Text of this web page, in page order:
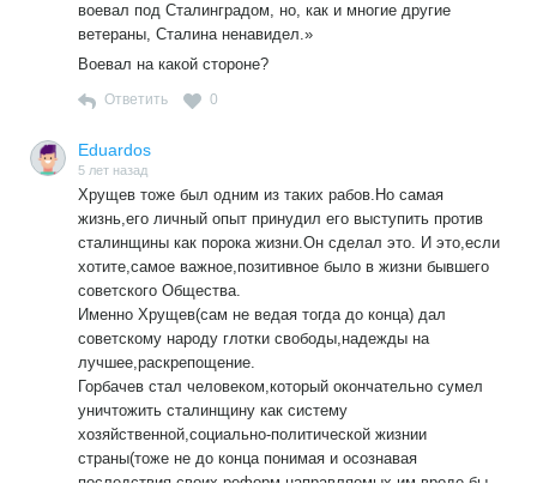
воевал под Сталинградом, но, как и многие другие
ветераны, Сталина ненавидел.»
Воевал на какой стороне?
Ответить 0
Eduardos
5 лет назад
Хрущев тоже был одним из таких рабов.Но самая
жизнь,его личный опыт принудил его выступить против
сталинщины как порока жизни.Он сделал это. И это,если
хотите,самое важное,позитивное было в жизни бывшего
советского Общества.
Именно Хрущев(сам не ведая тогда до конца) дал
советскому народу глотки свободы,надежды на
лучшее,раскрепощение.
Горбачев стал человеком,который окончательно сумел
уничтожить сталинщину как систему
хозяйственной,социально-политической жизнии
страны(тоже не до конца понимая и осознавая
последствия своих реформ,направляемых им вроде бы